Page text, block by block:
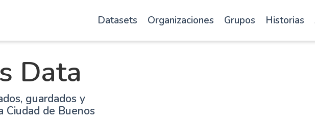
Datasets Organizaciones Grupos Historias
Data
guardados y
Ciudad de Buenos